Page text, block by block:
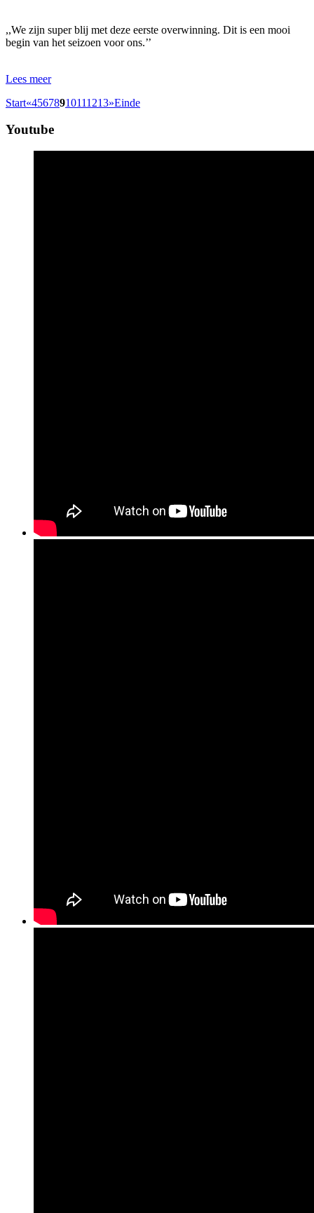
,,We zijn super blij met deze eerste overwinning. Dit is een mooi
begin van het seizoen voor ons.’’
Lees meer
Start«45678910111213»Einde
Youtube